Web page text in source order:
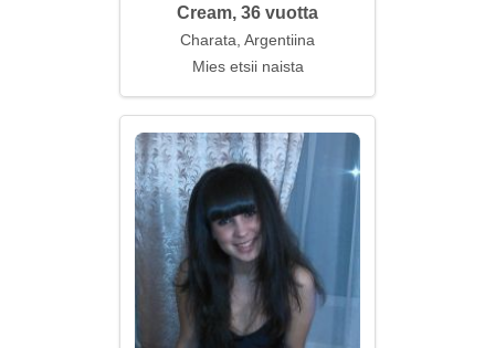
Cream, 36 vuotta
Charata, Argentiina
Mies etsii naista